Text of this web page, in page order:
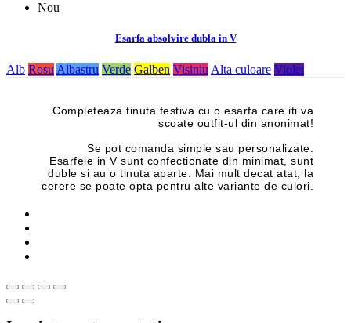
Nou
Esarfa absolvire dubla in V
Alb Rosu Albastru Verde Galben Visiniu Alta culoare Violet
Completeaza tinuta festiva cu o esarfa care iti va
scoate outfit-ul din anonimat!
Se pot comanda simple sau personalizate.
Esarfele in V sunt confectionate din minimat, sunt
duble si au o tinuta aparte. Mai mult decat atat, la
cerere se poate opta pentru alte variante de culori.